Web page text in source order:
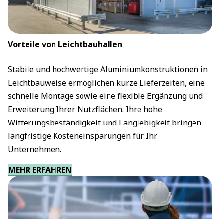
Vorteile von Leichtbauhallen
Stabile und hochwertige Aluminiumkonstruktionen in
Leichtbauweise ermöglichen kurze Lieferzeiten, eine
schnelle Montage sowie eine flexible Ergänzung und
Erweiterung Ihrer Nutzflächen. Ihre hohe
Witterungsbeständigkeit und Langlebigkeit bringen
langfristige Kosteneinsparungen für Ihr
Unternehmen.
MEHR ERFAHREN